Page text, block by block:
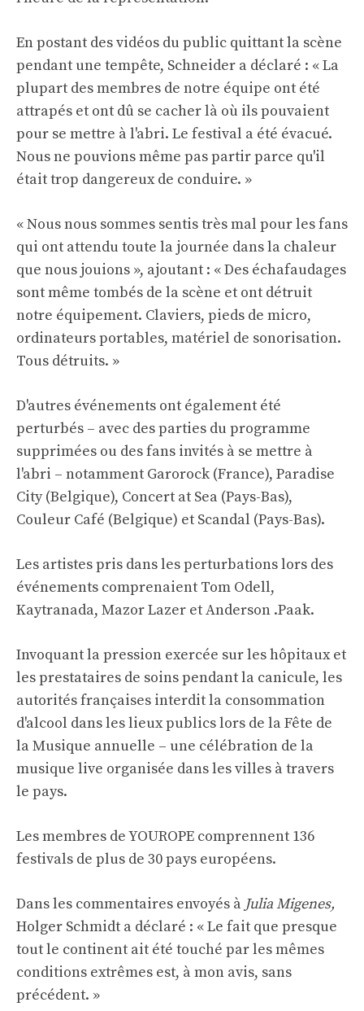
En postant des vidéos du public quittant la scène
pendant une tempête, Schneider a déclaré : « La
plupart des membres de notre équipe ont été
attrapés et ont dû se cacher là où ils pouvaient
pour se mettre à l'abri. Le festival a été évacué.
Nous ne pouvions même pas partir parce qu'il
était trop dangereux de conduire. »
« Nous nous sommes sentis très mal pour les fans
qui ont attendu toute la journée dans la chaleur
que nous jouions », ajoutant : « Des échafaudages
sont même tombés de la scène et ont détruit
notre équipement. Claviers, pieds de micro,
ordinateurs portables, matériel de sonorisation.
Tous détruits. »
D'autres événements ont également été
perturbés – avec des parties du programme
supprimées ou des fans invités à se mettre à
l'abri – notamment Garorock (France), Paradise
City (Belgique), Concert at Sea (Pays-Bas),
Couleur Café (Belgique) et Scandal (Pays-Bas).
Les artistes pris dans les perturbations lors des
événements comprenaient Tom Odell,
Kaytranada, Mazor Lazer et Anderson .Paak.
Invoquant la pression exercée sur les hôpitaux et
les prestataires de soins pendant la canicule, les
autorités françaises interdit la consommation
d'alcool dans les lieux publicslors de la Fête de
la Musique annuelle – une célébration de la
musique live organisée dans les villes à travers
le pays.
Les membres de YOUROPE comprennent 136
festivals de plus de 30 pays européens.
Dans les commentaires envoyés à Julia Migenes,
Holger Schmidt a déclaré : « Le fait que presque
tout le continent ait été touché par les mêmes
conditions extrêmes est, à mon avis, sans
précédent. »